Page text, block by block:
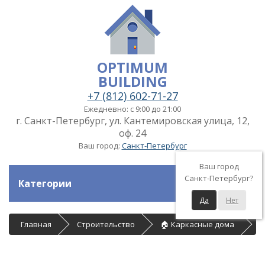
OPTIMUM
BUILDING
+7 (812) 602-71-27
Ежедневно: с 9:00 до 21:00
г. Санкт-Петербург, ул. Кантемировская улица, 12,
оф. 24
Ваш город: Санкт-Петербург
Ваш город
Санкт-Петербург?
Да Нет
Категории
Главная Строительство 🏠 Каркасные дома